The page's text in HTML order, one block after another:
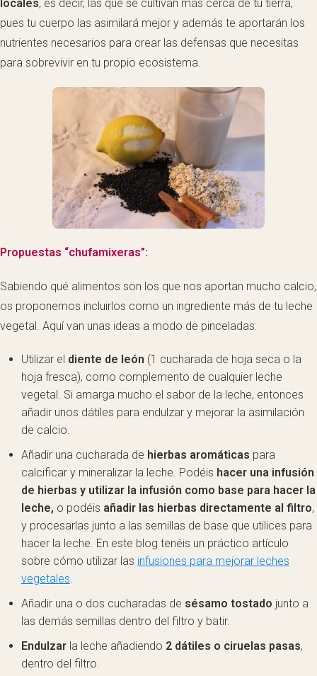
locales, es decir, las que se cultivan más cerca de tu tierra,
pues tu cuerpo las asimilará mejor y además te aportarán los
nutrientes necesarios para crear las defensas que necesitas
para sobrevivir en tu propio ecosistema.
Propuestas “chufamixeras”:
Sabiendo qué alimentos son los que nos aportan mucho calcio,
os proponemos incluirlos como un ingrediente más de tu leche
vegetal. Aquí van unas ideas a modo de pinceladas:
Utilizar el diente de león (1 cucharada de hoja seca o la
hoja fresca), como complemento de cualquier leche
vegetal. Si amarga mucho el sabor de la leche, entonces
añadir unos dátiles para endulzar y mejorar la asimilación
de calcio.
Añadir una cucharada de hierbas aromáticas para
calcificar y mineralizar la leche. Podéis hacer una infusión
de hierbas y utilizar la infusión como base para hacer la
leche, o podéis añadir las hierbas directamente al filtro,
y procesarlas junto a las semillas de base que utilices para
hacer la leche. En este blog tenéis un práctico artículo
sobre cómo utilizar las infusiones para mejorar leches
vegetales.
Añadir una o dos cucharadas de sésamo tostado junto a
las demás semillas dentro del filtro y batir.
Endulzar la leche añadiendo 2 dátiles o ciruelas pasas,
dentro del filtro.